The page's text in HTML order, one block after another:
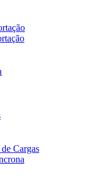
Cargas